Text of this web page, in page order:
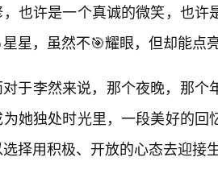
也许是一个真诚的微笑，也
星，虽然不🎯耀眼，但却能点
对于李然来说，那个夜晚，那
她独处时光里，一段美好的
择用积极、开放的心态去迎接